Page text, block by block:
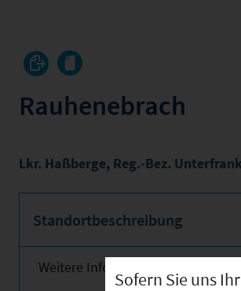
Rauhenebrach
Lkr. Haßberge, Reg.-Bez.
Standortbeschreibung
Weitere Informationen finden Sie
Sofern Sie uns